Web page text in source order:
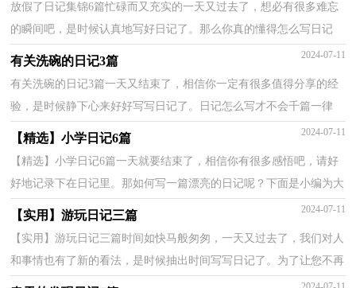
放假了日记集锦6篇忙碌而又充实的一天又过去了，想必有很多难忘
的瞬间吧，是时候认真地写好日记了。那么你真的懂得怎么写日记
吗？以下是小编精心整理的放假了日记6篇，仅供参考，希望...
有关洗碗的日记3篇 2024-07-11
有关洗碗的日记3篇一天又结束了，相信你一定有很多值得分享的经
验，是时候静下心来好好写写日记了。日记怎么写才不会千篇一律
呢？以下是小编为大家收集的洗碗的日记3篇，希望对大家...
【精选】小学日记6篇 2024-07-11
【精选】小学日记6篇一天就要结束了，相信你有很多感悟吧，请好
好地记录下在日记里。那如何写一篇漂亮的日记呢？下面是小编为大
家收集的小学日记6篇，仅供参考，希望能够帮助到大家。...
【实用】游玩日记三篇 2024-07-11
【实用】游玩日记三篇时间如快马般匆匆，一天又过去了，我们对人
和事情也有了新的看法，是时候抽出时间写写日记了。为了让您不再
为写日记头疼，下面是小编为大家收集的游玩日记3篇，...